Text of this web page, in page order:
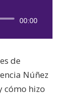
00:00
de
Núñez
cómo hizo